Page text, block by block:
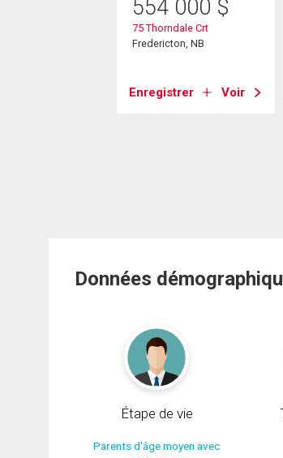
554 000 $
75 Thorndale Crt
Fredericton, NB
Enregistrer Voir
Données
Étape de vie
Parents d'âge moyen avec